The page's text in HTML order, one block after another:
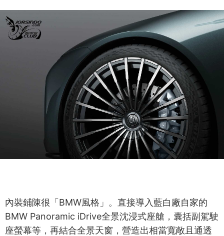
內裝鋪陳很「BMW風格」。直接導入藍白廠自家的
BMW Panoramic iDrive全景沈浸式座艙，囊括副駕駛
座螢幕等，再結合全景天窗，營造出相當寬敞且通透